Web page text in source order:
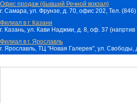
Офис продаж (бывший Речной вокзал)
г. Самара, ул. Фрунзе, д. 70, офис 202, Тел.
Филиал в г. Казани
г. Казань, ул. Кави Наджми, д. 8, оф. 37
Филиал в г. Ярославль
г. Ярославль, ТЦ "Новая Галерея", ул.